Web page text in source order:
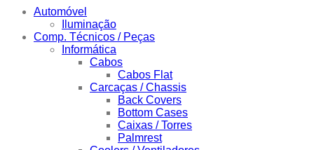
Automóvel
Iluminação
Comp. Técnicos / Peças
Informática
Cabos
Cabos Flat
Carcaças / Chassis
Back Covers
Bottom Cases
Caixas / Torres
Palmrest